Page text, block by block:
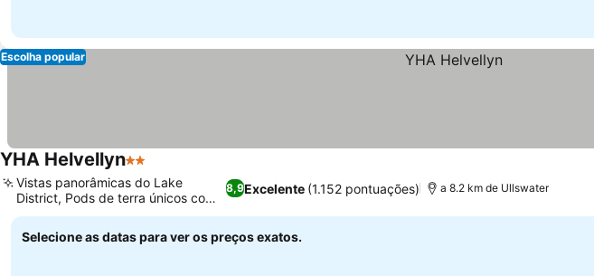
Escolha popular
YHA Helvellyn2 Estrelas
8,9Excelente (1.152 pontuações)
Vistas panorâmicas do Lake
District, Pods de terra únicos com
fogueiras
a 8.2 km de Ullswater
Selecione as datas para ver os preços exatos.